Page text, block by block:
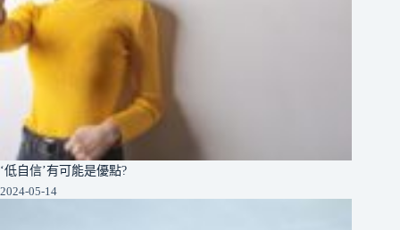
‘低自信’有可能是優點?
2024-05-14